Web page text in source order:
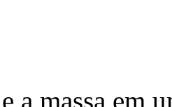
a massa em